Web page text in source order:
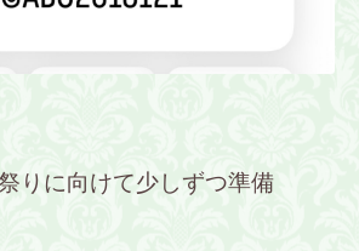
りに向けて少しずつ準備